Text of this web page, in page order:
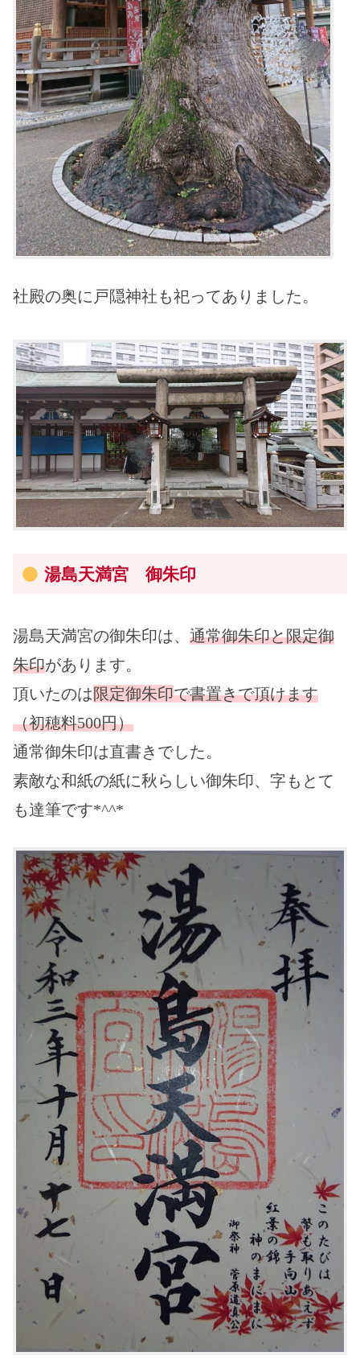
社殿の奥に戸隠神社も祀ってありました。
湯島天満宮 御朱印
湯島天満宮の御朱印は、 通常御朱印と限定御
朱印があります。
頂いたのは限定御朱印で書置きで頂けます
（初穂料500円）
通常御朱印は直書き でした。
素敵な和紙の紙に秋らしい御朱印、字もとて
も達筆です*^^*